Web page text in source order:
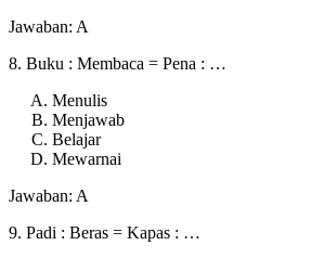
Jawaban: A
8. Buku : Membaca = Pena : …
Menulis
Menjawab
Belajar
Mewarnai
Jawaban: A
9. Padi : Beras = Kapas : …